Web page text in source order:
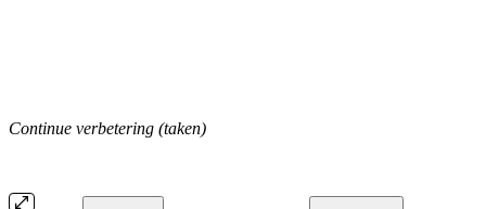
Continue verbetering (taken)